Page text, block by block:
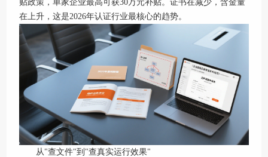
贴政策，单家企业最高可获30万元补贴。证书在减少，含金量
在上升，这是2026年认证行业最核心的趋势。
从"查文件"到"查真实运行效果"